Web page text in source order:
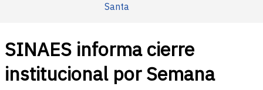
Santa
SINAES informa cierre
institucional por Semana